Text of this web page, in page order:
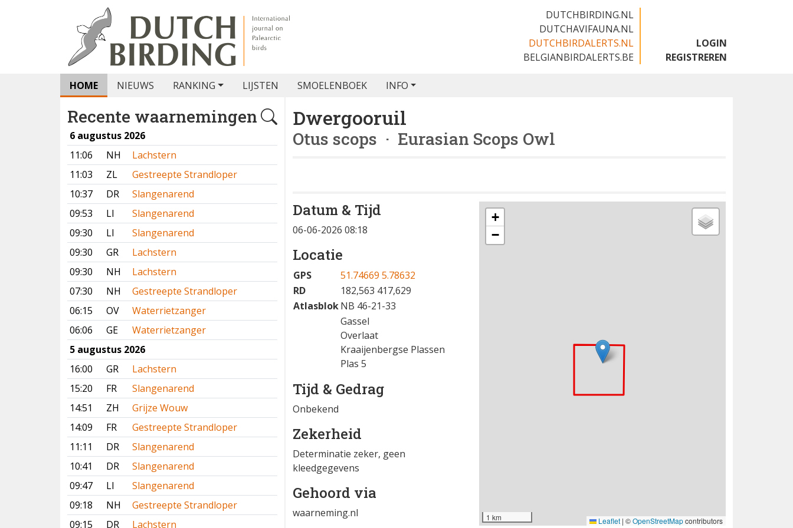
DUTCHBIRDING.NL
DUTCHAVIFAUNA.NL
DUTCHBIRDALERTS.NL
BELGIANBIRDALERTS.BE
LOGIN
REGISTREREN
HOME NIEUWS RANKING LIJSTEN SMOELENBOEK INFO
Recente waarnemingen
6 augustus 2026
11:06
NH
Lachstern
11:03
ZL
Gestreepte Strandloper
10:37
DR
Slangenarend
09:53
LI
Slangenarend
09:30
LI
Slangenarend
09:30
GR
Lachstern
09:30
NH
Lachstern
07:30
NH
Gestreepte Strandloper
06:15
OV
Waterrietzanger
06:06
GE
Waterrietzanger
5 augustus 2026
16:00
GR
Lachstern
15:20
FR
Slangenarend
14:51
ZH
Grijze Wouw
14:09
FR
Gestreepte Strandloper
11:11
DR
Slangenarend
10:41
DR
Slangenarend
09:47
LI
Slangenarend
09:18
NH
Gestreepte Strandloper
09:15
DR
Lachstern
Dwergooruil
Otus scops · Eurasian Scops Owl
Datum & Tijd
06-06-2026 08:18
Locatie
182,563 417,629
NB 46-21-33
Gassel
Kraaijenbergse Plassen
Tijd & Gedrag
Onbekend
Zekerheid
Determinatie zeker, geen
kleedgegevens